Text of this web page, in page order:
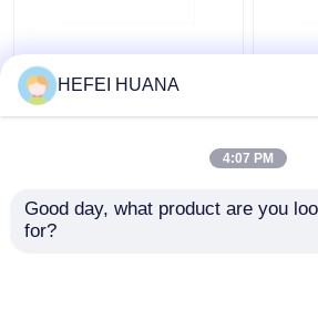
Fluorescéine-12-dUTP
Solution de sodium de
1 mM
HEFEI HUANA
4:07 PM
Good day, what product are you
for?